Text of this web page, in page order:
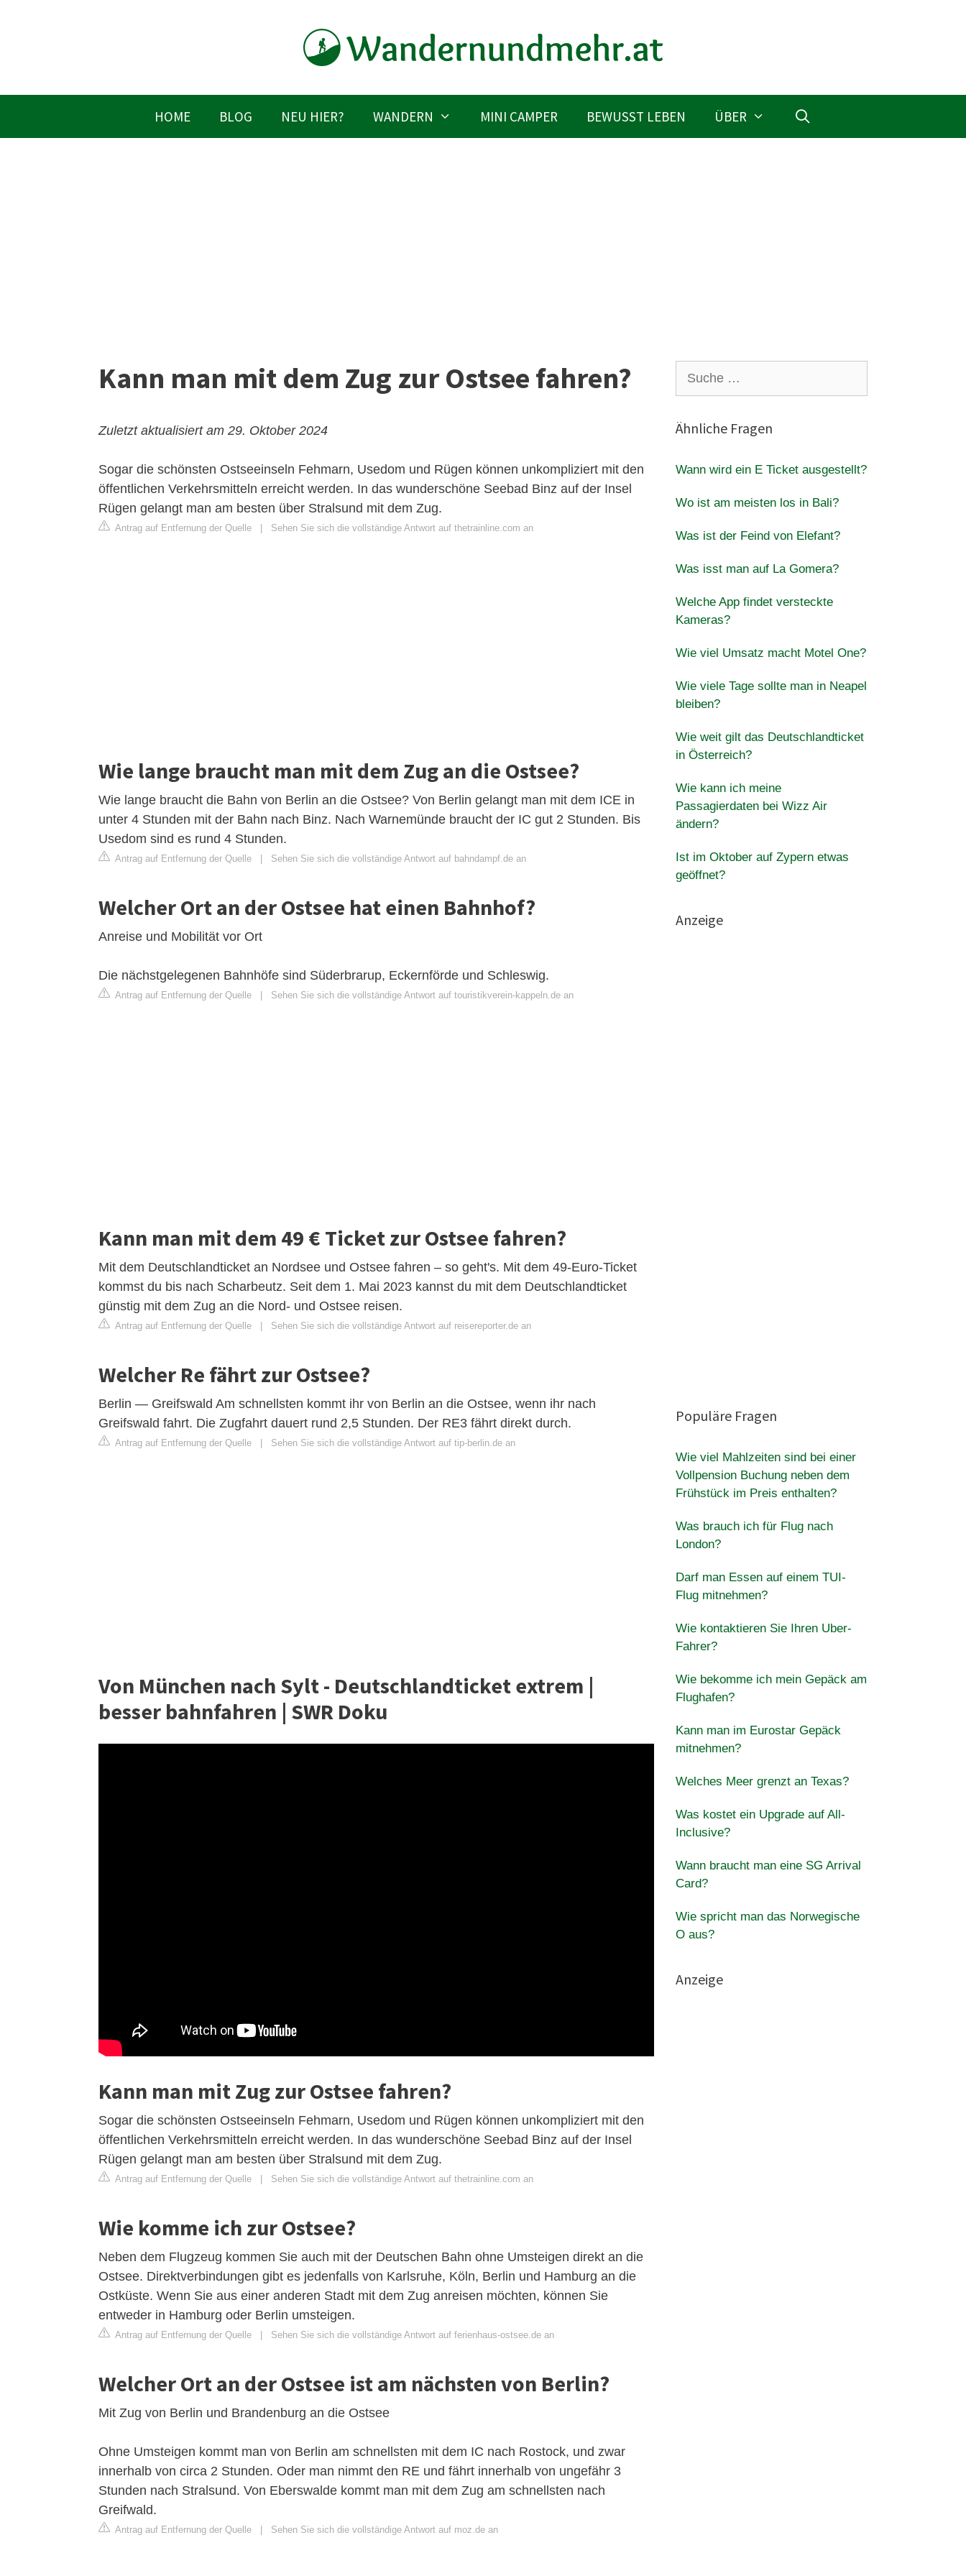
HOME BLOG NEU HIER? WANDERN MINI CAMPER BEWUSST LEBEN ÜBER
Kann man mit dem Zug zur Ostsee fahren?
Zuletzt aktualisiert am 29. Oktober 2024
Sogar die schönsten Ostseeinseln Fehmarn, Usedom und Rügen können unkompliziert mit den
öffentlichen Verkehrsmitteln erreicht werden. In das wunderschöne Seebad Binz auf der Insel
Rügen gelangt man am besten über Stralsund mit dem Zug.
Antrag auf Entfernung der Quelle Sehen Sie sich die vollständige Antwort auf thetrainline.com an
Wie lange braucht man mit dem Zug an die Ostsee?
Wie lange braucht die Bahn von Berlin an die Ostsee? Von Berlin gelangt man mit dem ICE in
unter 4 Stunden mit der Bahn nach Binz. Nach Warnemünde braucht der IC gut 2 Stunden. Bis
Usedom sind es rund 4 Stunden.
Antrag auf Entfernung der Quelle Sehen Sie sich die vollständige Antwort auf bahndampf.de an
Welcher Ort an der Ostsee hat einen Bahnhof?
Anreise und Mobilität vor Ort
Die nächstgelegenen Bahnhöfe sind Süderbrarup, Eckernförde und Schleswig.
Antrag auf Entfernung der Quelle Sehen Sie sich die vollständige Antwort auf touristikverein-kappeln.de an
Kann man mit dem 49 € Ticket zur Ostsee fahren?
Mit dem Deutschlandticket an Nordsee und Ostsee fahren – so geht's. Mit dem 49-Euro-Ticket
kommst du bis nach Scharbeutz. Seit dem 1. Mai 2023 kannst du mit dem Deutschlandticket
günstig mit dem Zug an die Nord- und Ostsee reisen.
Antrag auf Entfernung der Quelle Sehen Sie sich die vollständige Antwort auf reisereporter.de an
Welcher Re fährt zur Ostsee?
Berlin — Greifswald Am schnellsten kommt ihr von Berlin an die Ostsee, wenn ihr nach
Greifswald fahrt. Die Zugfahrt dauert rund 2,5 Stunden. Der RE3 fährt direkt durch.
Antrag auf Entfernung der Quelle Sehen Sie sich die vollständige Antwort auf tip-berlin.de an
Von München nach Sylt - Deutschlandticket extrem |
besser bahnfahren | SWR Doku
Kann man mit Zug zur Ostsee fahren?
Sogar die schönsten Ostseeinseln Fehmarn, Usedom und Rügen können unkompliziert mit den
öffentlichen Verkehrsmitteln erreicht werden. In das wunderschöne Seebad Binz auf der Insel
Rügen gelangt man am besten über Stralsund mit dem Zug.
Antrag auf Entfernung der Quelle | Sehen Sie sich die vollständige Antwort auf thetrainline.com an
Wie komme ich zur Ostsee?
Neben dem Flugzeug kommen Sie auch mit der Deutschen Bahn ohne Umsteigen direkt an die
Ostsee. Direktverbindungen gibt es jedenfalls von Karlsruhe, Köln, Berlin und Hamburg an die
Ostküste. Wenn Sie aus einer anderen Stadt mit dem Zug anreisen möchten, können Sie
entweder in Hamburg oder Berlin umsteigen.
Antrag auf Entfernung der Quelle | Sehen Sie sich die vollständige Antwort auf ferienhaus-ostsee.de an
Welcher Ort an der Ostsee ist am nächsten von Berlin?
Mit Zug von Berlin und Brandenburg an die Ostsee
Ohne Umsteigen kommt man von Berlin am schnellsten mit dem IC nach Rostock, und zwar
innerhalb von circa 2 Stunden. Oder man nimmt den RE und fährt innerhalb von ungefähr 3
Stunden nach Stralsund. Von Eberswalde kommt man mit dem Zug am schnellsten nach
Greifwald.
Antrag auf Entfernung der Quelle | Sehen Sie sich die vollständige Antwort auf moz.de an
nach:
Ähnliche Fragen
Wann wird ein E Ticket ausgestellt?
Wo ist am meisten los in Bali?
Was ist der Feind von Elefant?
Was isst man auf La Gomera?
Welche App findet versteckte
Kameras?
Wie viel Umsatz macht Motel One?
Wie viele Tage sollte man in Neapel
bleiben?
Wie weit gilt das Deutschlandticket
in Österreich?
Wie kann ich meine
Passagierdaten bei Wizz Air
ändern?
Ist im Oktober auf Zypern etwas
geöffnet?
Anzeige
Populäre Fragen
Wie viel Mahlzeiten sind bei einer
Vollpension Buchung neben dem
Frühstück im Preis enthalten?
Was brauch ich für Flug nach
London?
Darf man Essen auf einem TUI-
Flug mitnehmen?
Wie kontaktieren Sie Ihren Uber-
Fahrer?
Wie bekomme ich mein Gepäck am
Flughafen?
Kann man im Eurostar Gepäck
mitnehmen?
Welches Meer grenzt an Texas?
Was kostet ein Upgrade auf All-
Inclusive?
Wann braucht man eine SG Arrival
Card?
Wie spricht man das Norwegische
O aus?
Anzeige